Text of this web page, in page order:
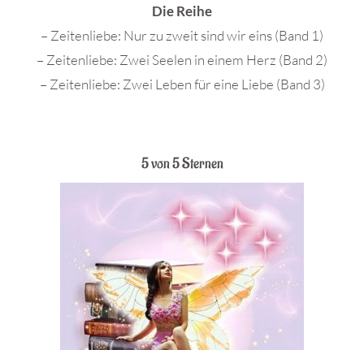
Die Reihe
– Zeitenliebe: Nur zu zweit sind wir eins (Band 1)
– Zeitenliebe: Zwei Seelen in einem Herz (Band 2)
– Zeitenliebe: Zwei Leben für eine Liebe (Band 3)
5 von 5 Sternen